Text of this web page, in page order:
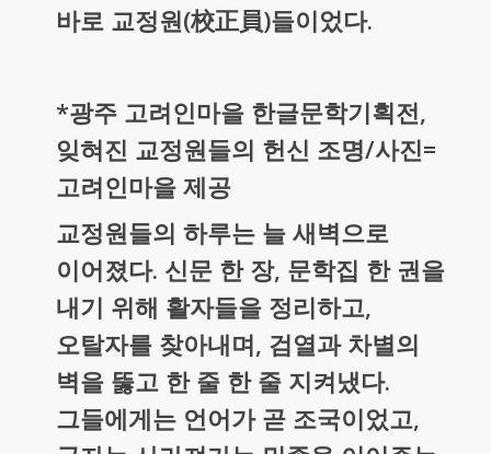
바로 교정원(校正員)들이었다.
*광주 고려인마을 한글문학기획전,
잊혀진 교정원들의 헌신 조명/사진=
고려인마을 제공
교정원들의 하루는 늘 새벽으로
이어졌다. 신문 한 장, 문학집 한 권을
내기 위해 활자들을 정리하고,
오탈자를 찾아내며, 검열과 차별의
벽을 뚫고 한 줄 한 줄 지켜냈다.
그들에게는 언어가 곧 조국이었고,